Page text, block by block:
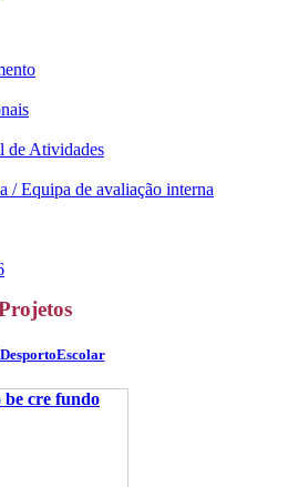
de Atividades
/ Equipa de avaliação interna